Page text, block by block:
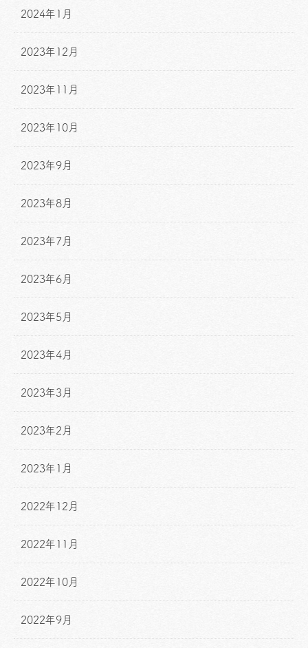
2024年1月
2023年12月
2023年11月
2023年10月
2023年9月
2023年8月
2023年7月
2023年6月
2023年5月
2023年4月
2023年3月
2023年2月
2023年1月
2022年12月
2022年11月
2022年10月
2022年9月